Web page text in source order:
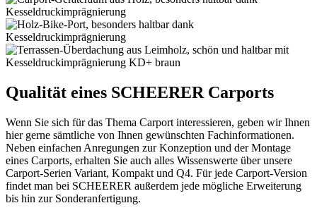
Qualität eines SCHEERER Carports
Wenn Sie sich für das Thema Carport interessieren, geben wir Ihnen
hier gerne sämtliche von Ihnen gewünschten Fachinformationen.
Neben einfachen Anregungen zur Konzeption und der Montage
eines Carports, erhalten Sie auch alles Wissenswerte über unsere
Carport-Serien Variant, Kompakt und Q4. Für jede Carport-Version
findet man bei SCHEERER außerdem jede mögliche Erweiterung
bis hin zur Sonderanfertigung.